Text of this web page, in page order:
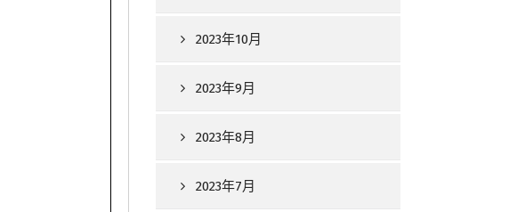
2023年10月
2023年9月
2023年8月
2023年7月